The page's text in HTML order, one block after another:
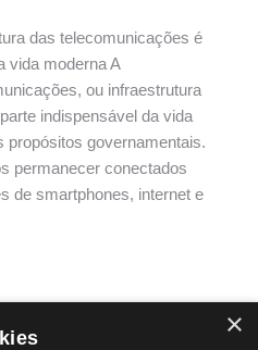
das telecomunicações é
vida moderna A
ou infraestrutura
indispensável da vida
propósitos governamentais.
permanecer conectados
de smartphones, internet e
×